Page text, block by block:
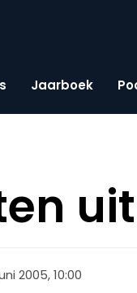
Jaarboek
2005, 10:00